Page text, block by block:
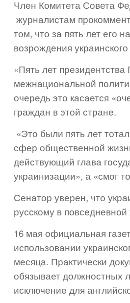
Член Комитета Совета
журналистам
том, что за пять лет его
возрождения
«Пять лет
межнациональной
очередь это касается
граждан в этой стране.
«Это были пять лет
сфер общественной
действующий глава
украинизации», а «смог
Сенатор уверен, что
русскому в
16 мая официальная
использовании
месяца. Практически
обязывает должностных
исключение для